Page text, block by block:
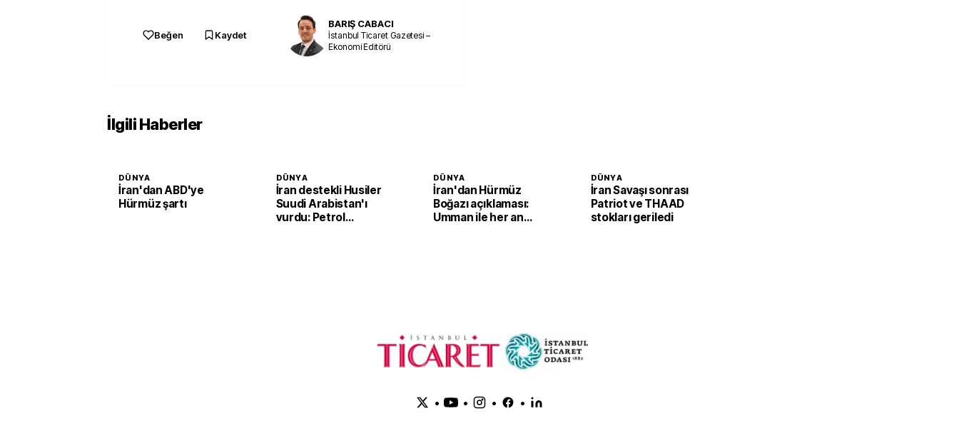
Beğen Kaydet
BARIŞ CABACI
İstanbul Ticaret Gazetesi –
Ekonomi Editörü
İlgili Haberler
DÜNYA
İran'dan ABD'ye
Hürmüz şartı
DÜNYA
İran destekli Husiler
Suudi Arabistan'ı
vurdu: Petrol
DÜNYA
İran'dan Hürmüz
Boğazı açıklaması:
Umman ile her an
DÜNYA
İran Savaşı sonrası
Patriot ve THAAD
stokları geriledi
• • • •